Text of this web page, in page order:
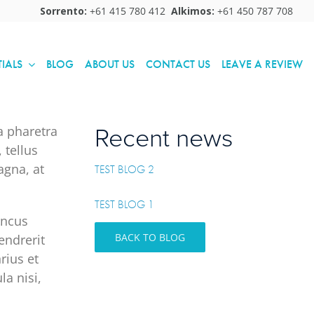
Sorrento: +61 415 780 412 Alkimos:+61 450 787 708
BLOG ABOUT US CONTACT US LEAVE A REVIEW
pharetra
tellus
at
et
nisi,
Recent news
TEST BLOG 2
TEST BLOG 1
BACK TO BLOG